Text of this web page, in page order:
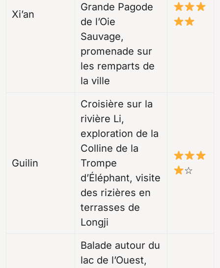
Xi’an
Grande Pagode
de l’Oie
Sauvage,
promenade sur
les remparts de
la ville
Guilin
Croisière sur la
rivière Li,
exploration de la
Colline de la
Trompe
d’Éléphant, visite
des rizières en
terrasses de
Longji
☆
Balade autour du
lac de l’Ouest,